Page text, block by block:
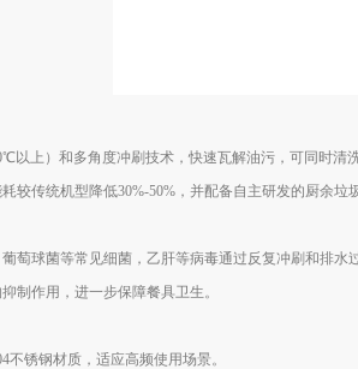
以上）和多角度冲刷技术，快速瓦解油污，可同时清
较传统机型降低30%-50%，并配备自主研发的厨余垃
萄球菌等常见细菌，乙肝等病毒通过反复冲刷和排水
制作用，进一步保障餐具卫生。
不锈钢材质，适应高频使用场景。